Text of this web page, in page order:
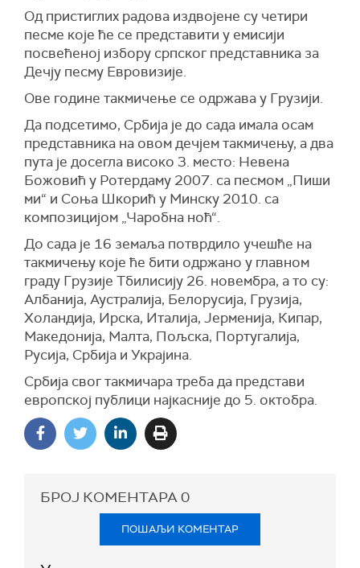
Од пристиглих радова издвојене су четири
песме које ће се представити у емисији
посвећеној избору српског представника за
Дечју песму Евровизије.
Ове године такмичење се одржава у Грузији.
Да подсетимо, Србија је до сада имала осам
представника на овом дечјем такмичењу, а два
пута је досегла високо 3. место: Невена
Божовић у Ротердаму 2007. са песмом „Пиши
ми“ и Соња Шкорић у Минску 2010. са
композицијом „Чаробна ноћ“.
До сада је 16 земаља потврдило учешће на
такмичењу које ће бити одржано у главном
граду Грузије Тбилисију 26. новембра, а то су:
Албанија, Аустралија, Белорусија, Грузија,
Холандија, Ирска, Италија, Јерменија, Кипар,
Македонија, Малта, Пољска, Португалија,
Русија, Србија и Украјина.
Србија свог такмичара треба да представи
европској публици најкасније до 5. октобра.
БРОЈ КОМЕНТАРА0
ПОШАЉИ КОМЕНТАР